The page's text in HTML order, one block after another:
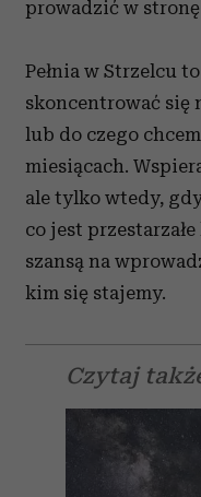
prowadzić w
Pełnia w Strzelcu
skoncentrować się
lub do czego
miesiącach.
ale tylko wtedy,
co jest
szansą na
kim się stajemy.
Czytaj